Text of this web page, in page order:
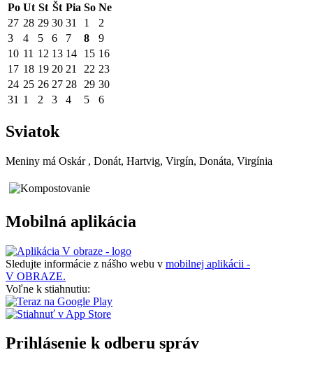
Po Ut St Št Pia So Ne
27 28 29 30 31 1
2
3
4 5 6 7 8
9
10 11 12 13 14 15 16
17 18 19 20 21 22 23
24 25 26 27 28 29 30
31 1 2 3 4 5 6
Sviatok
Meniny má Oskár , Donát, Hartvig, Virgín, Donáta, Virgínia
Mobilná aplikácia
Sledujte informácie z nášho webu v mobilnej aplikácii -
V OBRAZE.
Voľne k stiahnutiu:
Prihlásenie k odberu správ